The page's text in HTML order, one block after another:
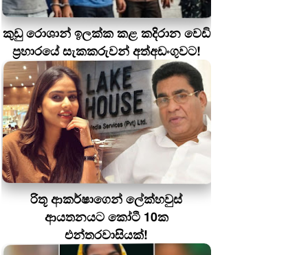
කුඩු රොශාන් ඉලක්ක කළ කදිරාන වෙඩි
ප්‍රහාරයේ සැකකරුවන් අත්අඩංගුවට!
රිතූ ආකර්ෂාගෙන් ලේක්හවුස්
ආයතනයට කෝටී 10ක
එන්තරවාසියක්!